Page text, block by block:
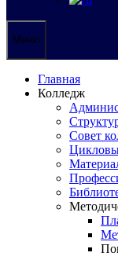
Меню
Главная
Колледж
Совет